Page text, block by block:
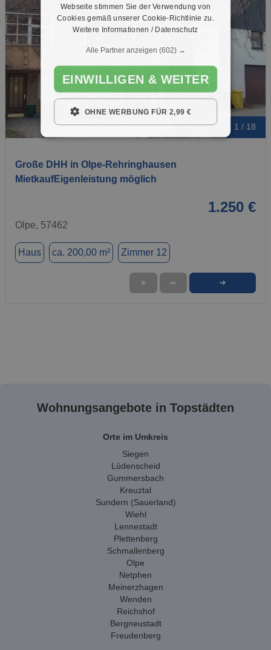
1 / 18
Große DHH in Olpe-Rehringhausen
MietkaufEigenleistung möglich
1.250 €
Olpe, 57462
Haus ca. 200,00 m² Zimmer 12
★ ➦ ➜
Wohnungsangebote in Topstädten
Orte im Umkreis
Siegen
Lüdenscheid
Gummersbach
Kreuztal
Sundern (Sauerland)
Wiehl
Lennestadt
Plettenberg
Schmallenberg
Olpe
Netphen
Meinerzhagen
Wenden
Reichshof
Bergneustadt
Freudenberg
Webseite stimmen Sie der Verwendung von
Cookies gemäß unserer Cookie-Richtlinie zu.
Weitere Informationen / Datenschutz
Alle Partner anzeigen (602) →
EINWILLIGEN & WEITER
OHNE WERBUNG FÜR 2,99 €